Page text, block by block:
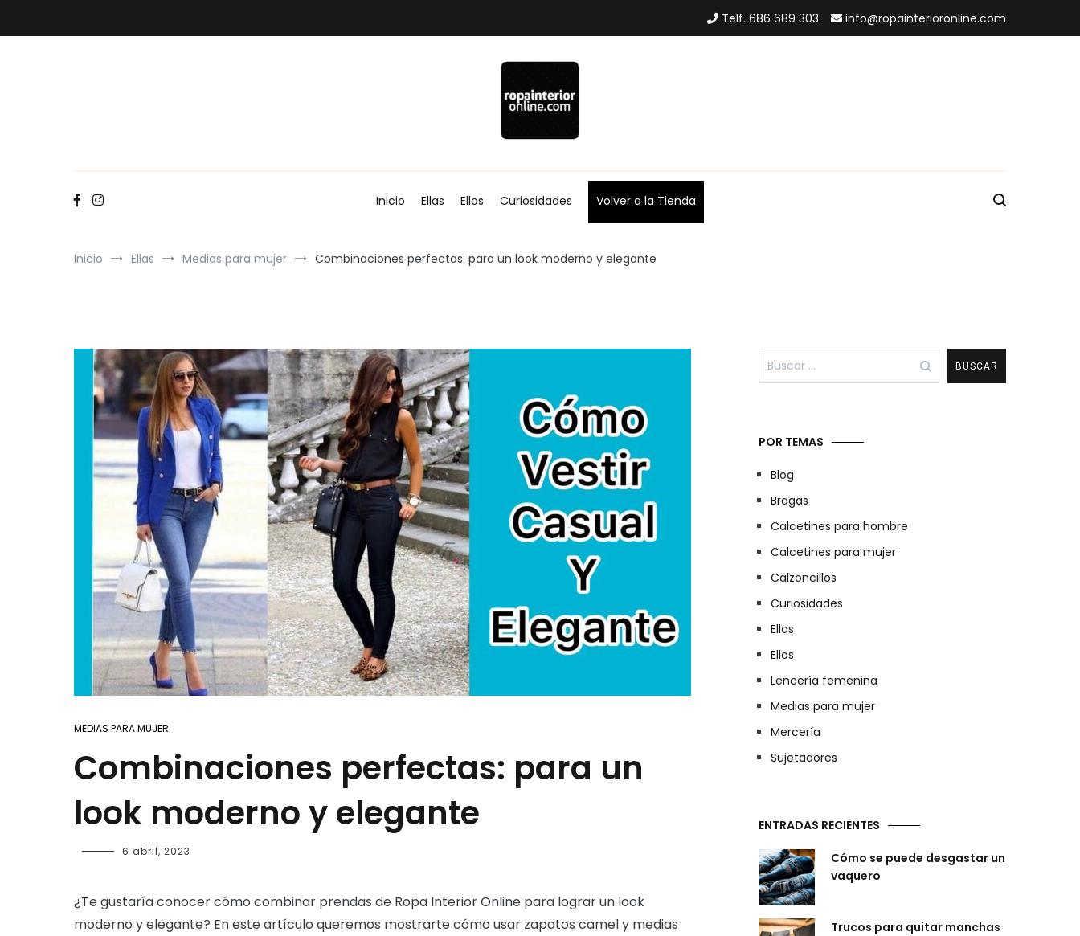
Telf. 686 689 303 info@ropainterioronline.com
Blog Ropa interior Online
Inicio Ellas Ellos Curiosidades Volver a la Tienda
Inicio Ellas Medias para mujer Combinaciones perfectas: para un look moderno y elegante
MEDIAS PARA MUJER
Combinaciones perfectas: para un
look moderno y elegante
6 abril, 2023
¿Te gustaría conocer cómo combinar prendas de Ropa Interior Online para lograr un look
moderno y elegante? En este artículo queremos mostrarte cómo usar zapatos camel y medias
Buscar:
POR TEMAS
Blog
Bragas
Calcetines para hombre
Calcetines para mujer
Calzoncillos
Curiosidades
Ellas
Ellos
Lencería femenina
Medias para mujer
Mercería
Sujetadores
ENTRADAS RECIENTES
Cómo se puede desgastar un
vaquero
Trucos para quitar manchas